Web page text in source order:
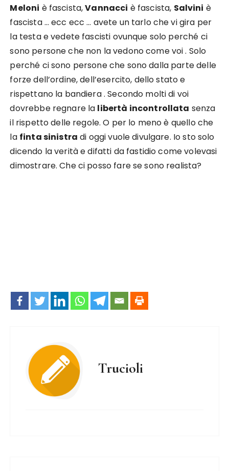
Meloni è fascista,Vannacci è fascista, Salvini è
fascista … ecc ecc … avete un tarlo che vi gira per
la testa e vedete fascisti ovunque solo perché ci
sono persone che non la vedono come voi . Solo
perché ci sono persone che sono dalla parte delle
forze dell’ordine, dell’esercito, dello stato e
rispettano la bandiera . Secondo molti di voi
dovrebbe regnare la libertà incontrollata senza
il rispetto delle regole. O per lo meno è quello che
la finta sinistra di oggi vuole divulgare. Io sto solo
dicendo la verità e difatti da fastidio come volevasi
dimostrare. Che ci posso fare se sono realista?
Trucioli